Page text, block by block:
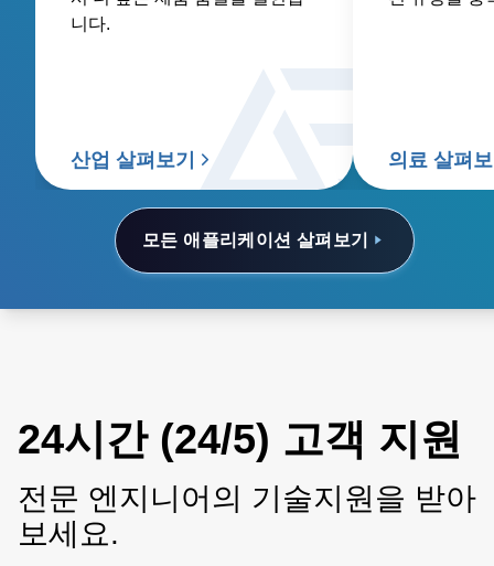
모든 애플리케이션 살펴보기
니다.
산업 살펴보기 의료 살펴
24시간 (24/5) 고객 지원
전문 엔지니어의 기술지원을 받아
보세요.